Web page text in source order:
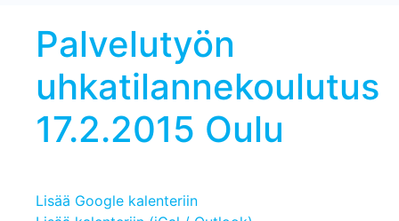
Palvelutyön
uhkatilannekoulutus
17.2.2015 Oulu
Lisää Google kalenteriin